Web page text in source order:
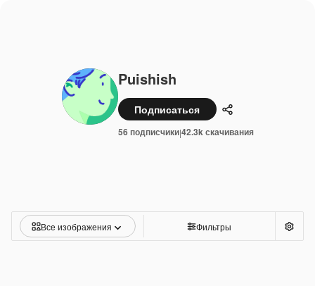
Puishish
Подписаться Поделиться
56 подписчики|42.3k скачивания
Все изображения Фильтры